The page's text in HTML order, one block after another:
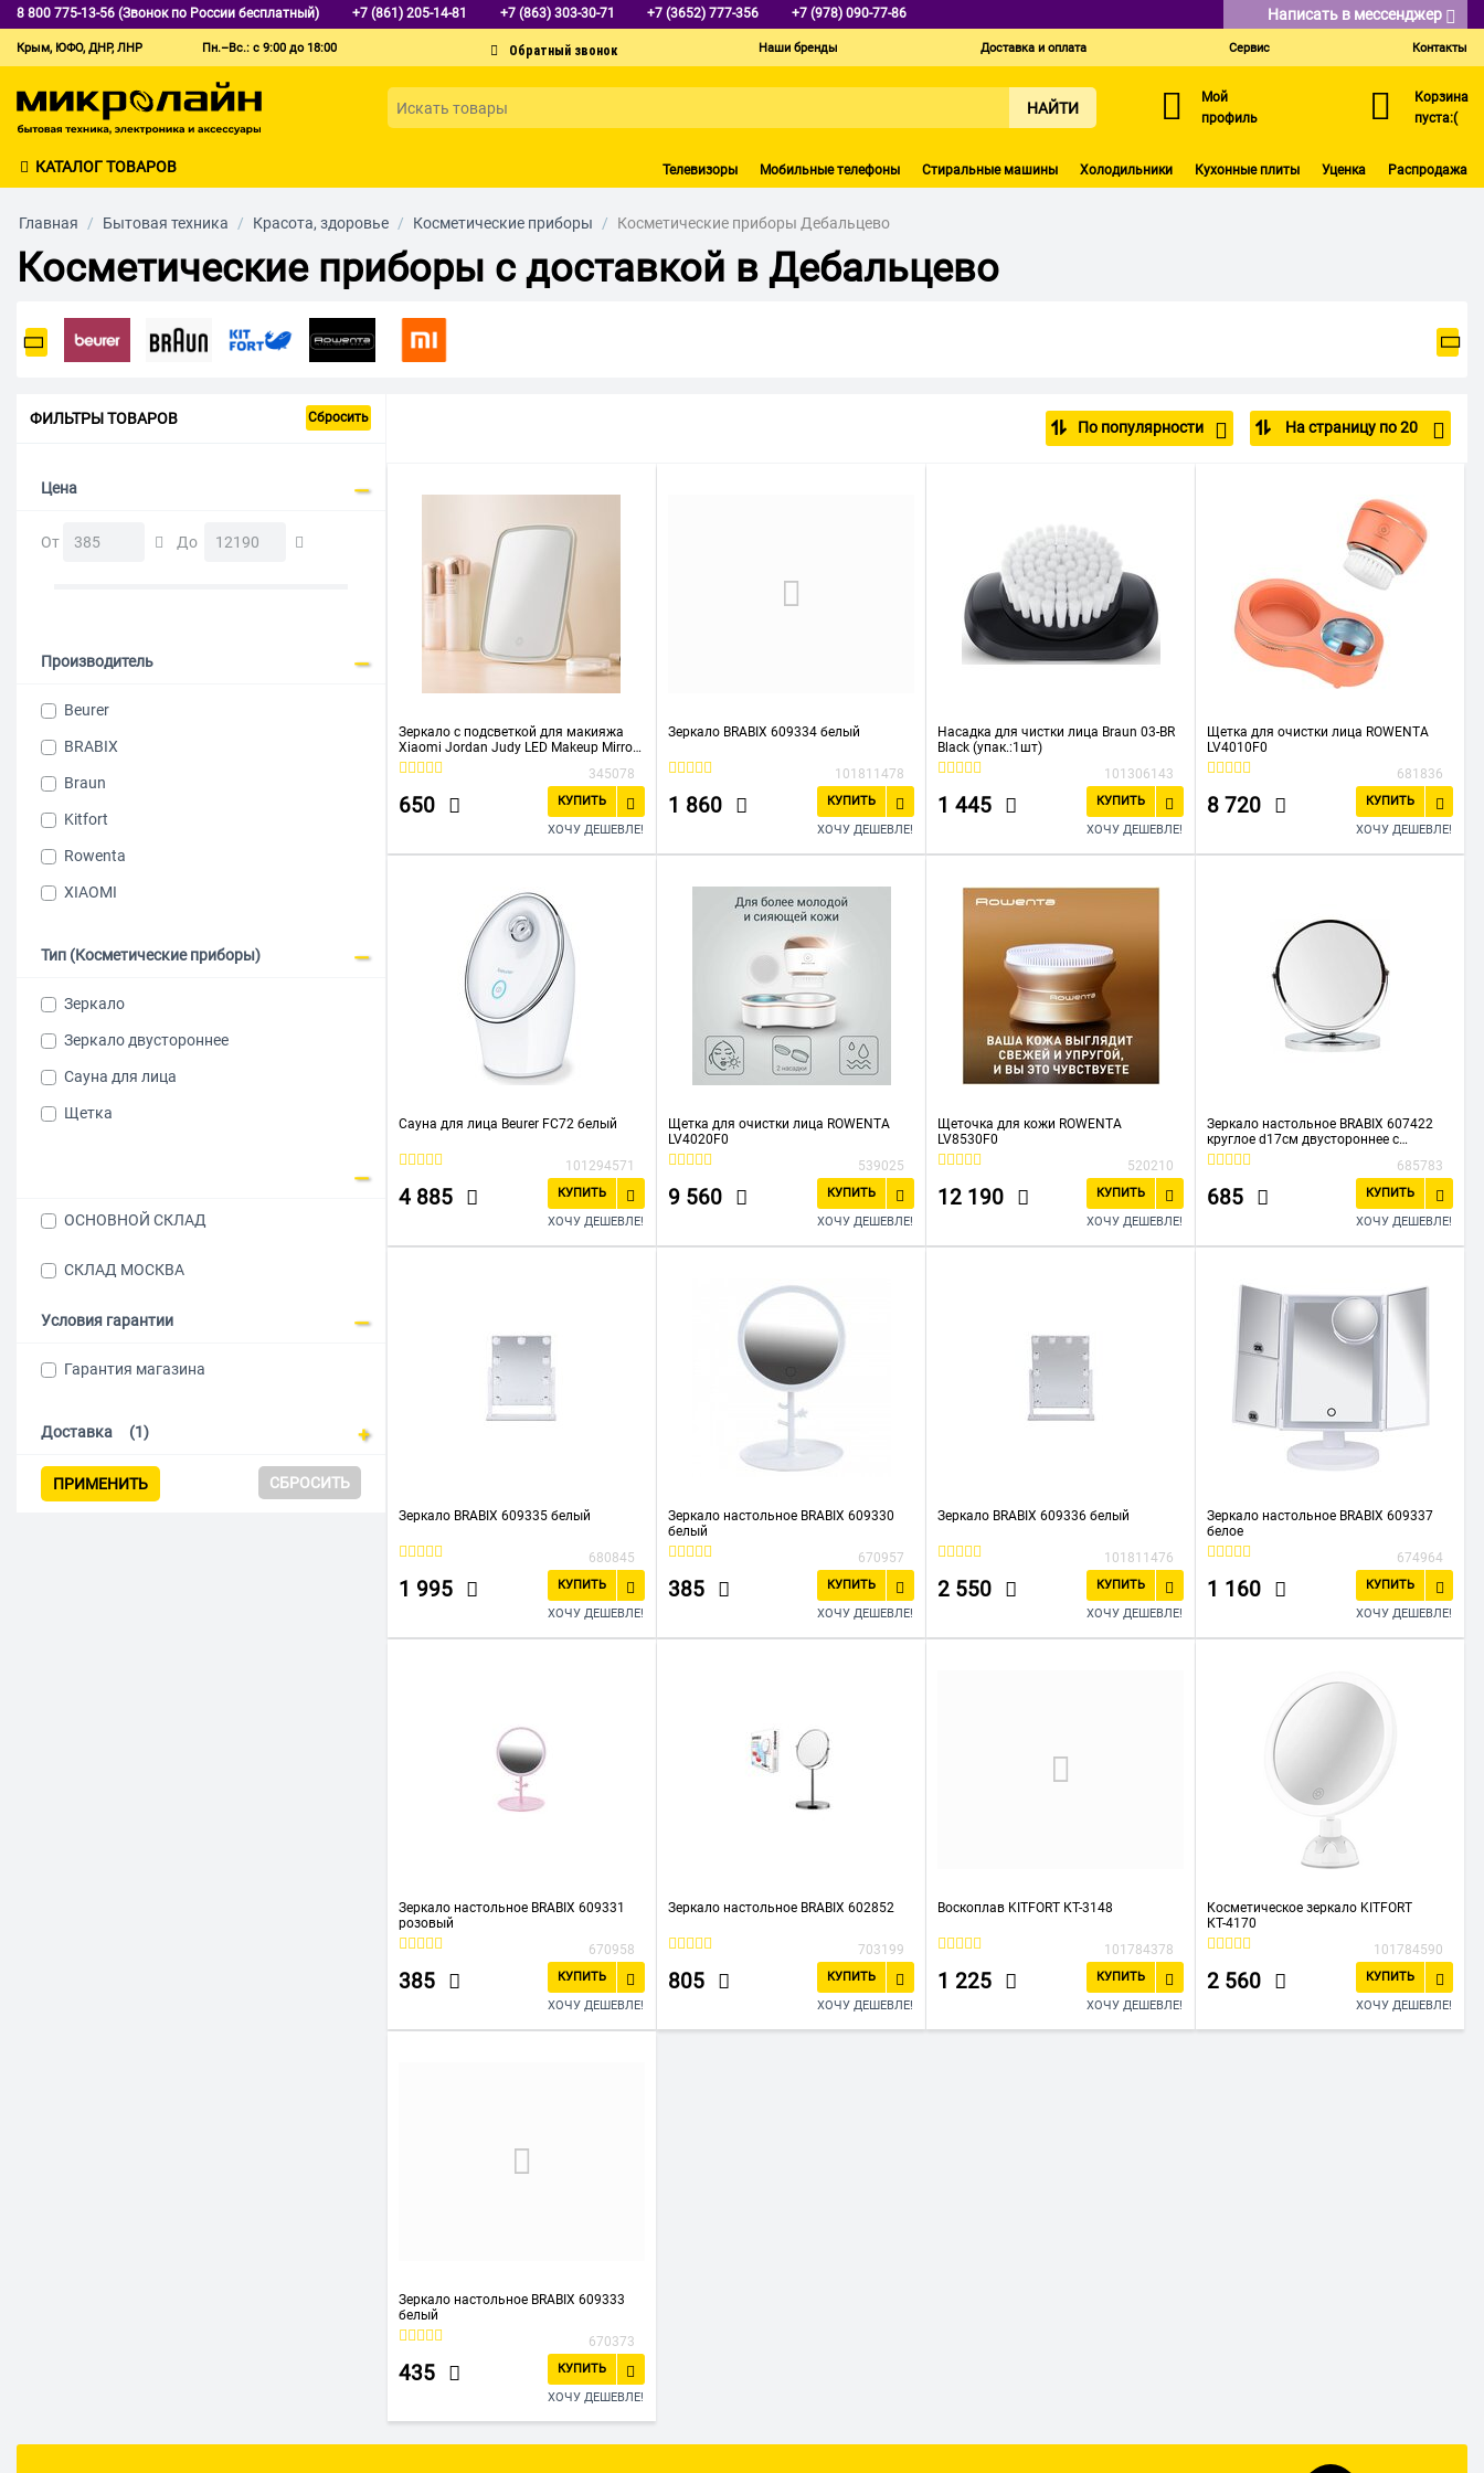
8 800 775-13-56 (Звонок по России бесплатный) +7 (861) 205-14-81 +7 (863) 303-30-71 +7 (3652) 777-356 +7 (978) 090-77-86 Написать в мессенджер
Крым, ЮФО, ДНР, ЛНР Пн.–Вс.: с 9:00 до 18:00 Наши бренды Доставка и оплата Сервис Контакты
НАЙТИ
Мой
профиль
Корзина
пуста:(
КАТАЛОГ ТОВАРОВ Телевизоры Мобильные телефоны Стиральные машины Холодильники Кухонные плиты Уценка Распродажа
Главная / Бытовая техника / Красота, здоровье / Косметические приборы / Косметические приборы Дебальцево
Косметические приборы с доставкой в Дебальцево
ФИЛЬТРЫ ТОВАРОВ Сбросить
Цена
От До
Производитель
Beurer
BRABIX
Braun
Kitfort
Rowenta
XIAOMI
Тип (Косметические приборы)
Зеркало
Зеркало двустороннее
Сауна для лица
Щетка
ОСНОВНОЙ СКЛАД
СКЛАД МОСКВА
Условия гарантии
Гарантия магазина
Доставка (1)
ПРИМЕНИТЬ СБРОСИТЬ
По популярности На страницу по 20
Зеркало с подсветкой для макияжа
Xiaomi Jordan Judy LED Makeup Mirror
NV026
345078
650
КУПИТЬ
ХОЧУ ДЕШЕВЛЕ!
Зеркало BRABIX 609334 белый
101811478
1 860
КУПИТЬ
ХОЧУ ДЕШЕВЛЕ!
Насадка для чистки лица Braun 03-BR
Black (упак.:1шт)
101306143
1 445
КУПИТЬ
ХОЧУ ДЕШЕВЛЕ!
Щетка для очистки лица ROWENTA
LV4010F0
681836
8 720
КУПИТЬ
ХОЧУ ДЕШЕВЛЕ!
Сауна для лица Beurer FC72 белый
101294571
4 885
КУПИТЬ
ХОЧУ ДЕШЕВЛЕ!
Щетка для очистки лица ROWENTA
LV4020F0
539025
9 560
КУПИТЬ
ХОЧУ ДЕШЕВЛЕ!
Щеточка для кожи ROWENTA
LV8530F0
520210
12 190
КУПИТЬ
ХОЧУ ДЕШЕВЛЕ!
Зеркало настольное BRABIX 607422
круглое d17см двустороннее с
увеличением металлическая
685783
685
КУПИТЬ
ХОЧУ ДЕШЕВЛЕ!
Зеркало BRABIX 609335 белый
680845
1 995
КУПИТЬ
ХОЧУ ДЕШЕВЛЕ!
Зеркало настольное BRABIX 609330
белый
670957
385
КУПИТЬ
ХОЧУ ДЕШЕВЛЕ!
Зеркало BRABIX 609336 белый
101811476
2 550
КУПИТЬ
ХОЧУ ДЕШЕВЛЕ!
Зеркало настольное BRABIX 609337
белое
674964
1 160
КУПИТЬ
ХОЧУ ДЕШЕВЛЕ!
Зеркало настольное BRABIX 609331
розовый
670958
385
КУПИТЬ
ХОЧУ ДЕШЕВЛЕ!
Зеркало настольное BRABIX 602852
703199
805
КУПИТЬ
ХОЧУ ДЕШЕВЛЕ!
Воскоплав KITFORT КТ-3148
101784378
1 225
КУПИТЬ
ХОЧУ ДЕШЕВЛЕ!
Косметическое зеркало KITFORT
КТ-4170
101784590
2 560
КУПИТЬ
ХОЧУ ДЕШЕВЛЕ!
Зеркало настольное BRABIX 609333
белый
670373
435
КУПИТЬ
ХОЧУ ДЕШЕВЛЕ!